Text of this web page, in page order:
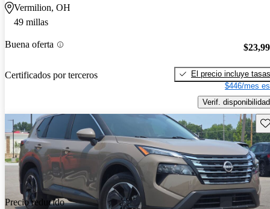
Vermilion, OH
49 millas
Buena oferta
Certificados por terceros
El precio incluye tasas
$446/mes
Verif. disponibilidad
Precio reducido